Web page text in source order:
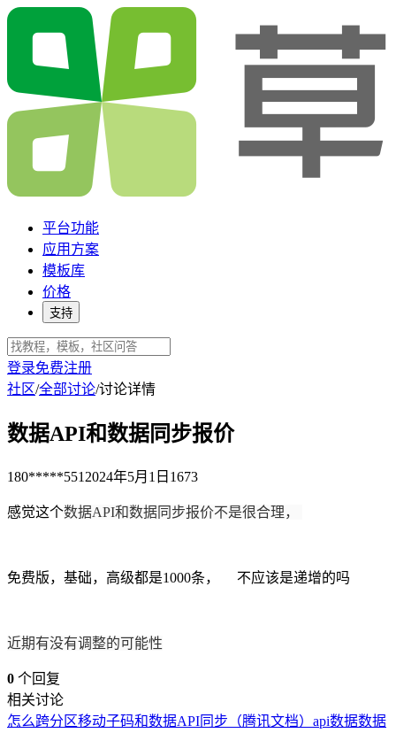
平台功能
应用方案
模板库
价格
支持
登录免费注册
社区/全部讨论/讨论详情
数据API和数据同步报价
180*****551 2024年5月1日 1673
感觉这个数据API和数据同步报价不是很合理，
免费版，基础，高级都是1000条， 不应该是递增的吗
近期有没有调整的可能性
0 个回复
相关讨论
怎么跨分区移动子码和数据API同步（腾讯文档） api数据数据